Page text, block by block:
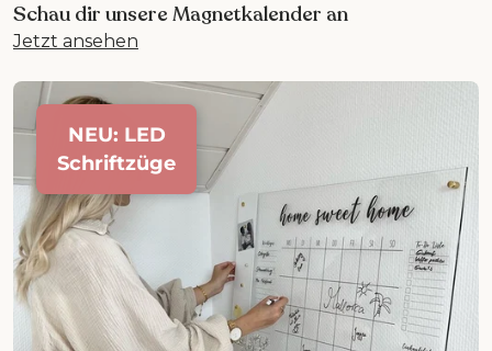
Schau dir unsere Magnetkalender an
Jetzt ansehen
NEU: LED
Schriftzüge